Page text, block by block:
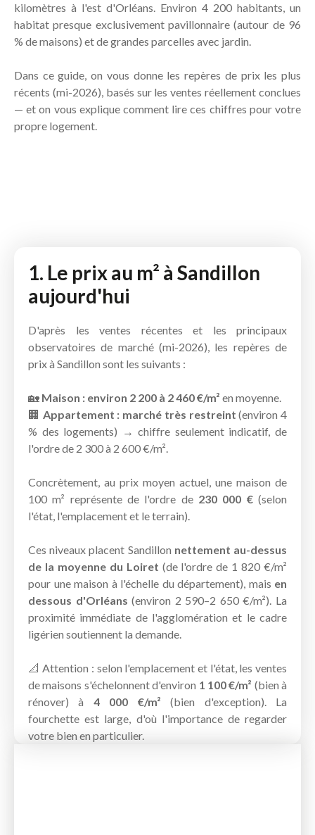
kilomètres à l'est d'Orléans. Environ 4 200 habitants, un
habitat presque exclusivement pavillonnaire (autour de 96
% de maisons) et de grandes parcelles avec jardin.
Dans ce guide, on vous donne les repères de prix les plus
récents (mi-2026), basés sur les ventes réellement conclues
— et on vous explique comment lire ces chiffres pour votre
propre logement.
1. Le prix au m² à Sandillon
aujourd'hui
D'après les ventes récentes et les principaux
observatoires de marché (mi-2026), les repères de
prix à Sandillon sont les suivants :
🏡 Maison : environ 2 200 à 2 460 €/m² en moyenne.
🏢 Appartement : marché très restreint (environ 4
% des logements) → chiffre seulement indicatif, de
l'ordre de 2 300 à 2 600 €/m².
Concrètement, au prix moyen actuel, une maison de
100 m² représente de l'ordre de 230 000 €(selon
l'état, l'emplacement et le terrain).
Ces niveaux placent Sandillon nettement au-dessus
de la moyenne du Loiret (de l'ordre de 1 820 €/m²
pour une maison à l'échelle du département), mais en
dessous d'Orléans (environ 2 590–2 650 €/m²). La
proximité immédiate de l'agglomération et le cadre
ligérien soutiennent la demande.
📐 Attention : selon l'emplacement et l'état, les ventes
de maisons s'échelonnent d'environ 1 100 €/m² (bien à
rénover) à 4 000 €/m² (bien d'exception). La
fourchette est large, d'où l'importance de regarder
votre bien en particulier.